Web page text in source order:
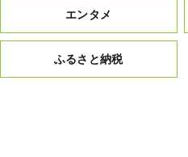
エンタメ
ふるさと納税